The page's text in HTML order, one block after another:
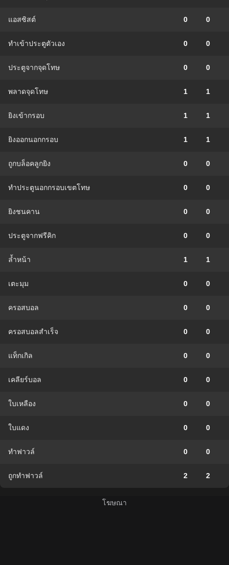
แอสซิสต์ 0 0
ทําเข้าประตูตัวเอง 0 0
ประตูจากจุดโทษ 0 0
พลาดจุดโทษ 1 1
ยิงเข้ากรอบ 1 1
ยิงออกนอกกรอบ 1 1
ถูกบล็อคลูกยิง 0 0
ทำประตูนอกกรอบเขตโทษ 0 0
ยิงชนคาน 0 0
ประตูจากฟรีคิก 0 0
ล้ำหน้า 1 1
เตะมุม 0 0
ครอสบอล 0 0
ครอสบอลสำเร็จ 0 0
แท็กเกิล 0 0
เคลียร์บอล 0 0
ใบเหลือง 0 0
ใบแดง 0 0
ทำฟาวล์ 0 0
ถูกทำฟาวล์ 2 2